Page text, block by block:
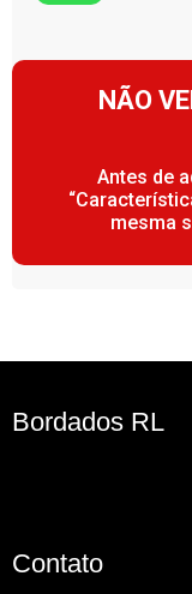
NÃO
Antes de
mesma
Bordados RL
Contato